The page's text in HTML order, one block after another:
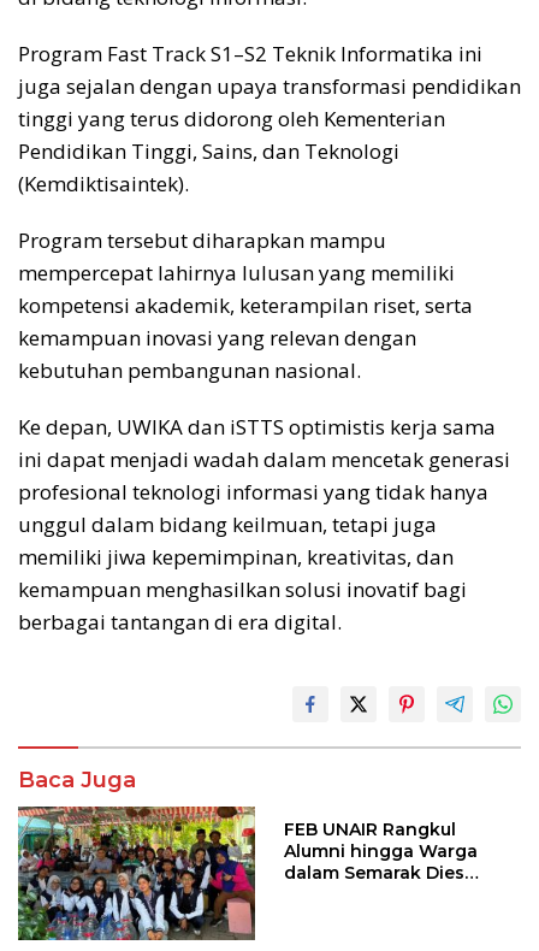
Program Fast Track S1–S2 Teknik Informatika ini
juga sejalan dengan upaya transformasi pendidikan
tinggi yang terus didorong oleh Kementerian
Pendidikan Tinggi, Sains, dan Teknologi
(Kemdiktisaintek).
Program tersebut diharapkan mampu
mempercepat lahirnya lulusan yang memiliki
kompetensi akademik, keterampilan riset, serta
kemampuan inovasi yang relevan dengan
kebutuhan pembangunan nasional.
Ke depan, UWIKA dan iSTTS optimistis kerja sama
ini dapat menjadi wadah dalam mencetak generasi
profesional teknologi informasi yang tidak hanya
unggul dalam bidang keilmuan, tetapi juga
memiliki jiwa kepemimpinan, kreativitas, dan
kemampuan menghasilkan solusi inovatif bagi
berbagai tantangan di era digital.
Baca Juga
FEB UNAIR Rangkul
Alumni hingga Warga
dalam Semarak Dies